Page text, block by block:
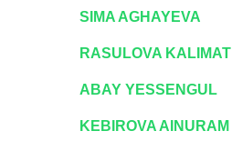
SIMA AGHAYEVA
RASULOVA KALIMAT
ABAY YESSENGUL
KEBIROVA AINURAM